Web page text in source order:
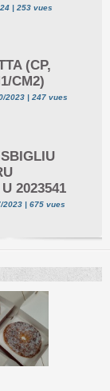
| 253 vues
(CP,
CM2)
2023 | 247 vues
2023541
| 675 vues